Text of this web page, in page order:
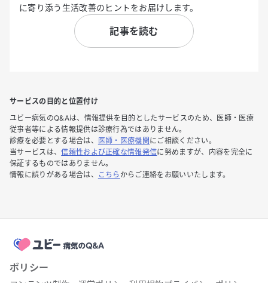
に寄り添う生活改善のヒントをお届けします。
記事を読む
サービスの目的と位置付け
ユビー病気のQ&Aは、情報提供を目的としたサービスのため、医師・医療
従事者等による情報提供は診療行為ではありません。
診療を必要とする場合は、
医師・医療機関 にご相談ください。
当サービスは、信頼性および正確な情報発信に努めますが、内容を完全に
保証するものではありません。
情報に誤りがある場合は、
こちら からご連絡をお願いいたします。
ポリシー